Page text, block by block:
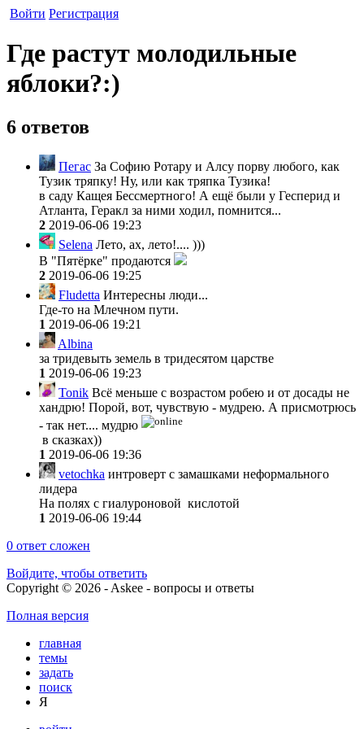
Войти Регистрация
Где растут молодильные
яблоки?:)
6 ответов
Пегас За Софию Ротару и Алсу порву любого, как
Тузик тряпку! Ну, или как тряпка Тузика!
в саду Кащея Бессмертного! А ещё были у Гесперид и
Атланта, Геракл за ними ходил, помнится...
2 2019-06-06 19:23
Selena Лето, ах, лето!.... )))
В "Пятёрке" продаются
2 2019-06-06 19:25
Fludetta Интересны люди...
Где-то на Млечном пути.
1 2019-06-06 19:21
Albina
за тридевыть земель в тридесятом царстве
1 2019-06-06 19:23
Tonik Всё меньше с возрастом робею и от досады не
хандрю! Порой, вот, чувствую - мудрею. А присмотрюсь
- так нет.... мудрю
в сказках))
1 2019-06-06 19:36
vetochka интроверт с замашками неформального
лидера
На полях с гиалуроновой кислотой
1 2019-06-06 19:44
0 ответ сложен
Войдите, чтобы ответить
Copyright © 2026 - Askee - вопросы и ответы
Полная версия
главная
темы
задать
поиск
Я